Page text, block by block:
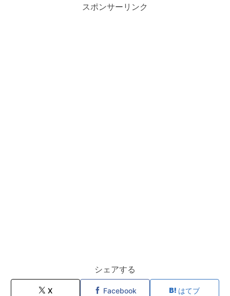
スポンサーリンク
シェアする
X Facebook はてブ